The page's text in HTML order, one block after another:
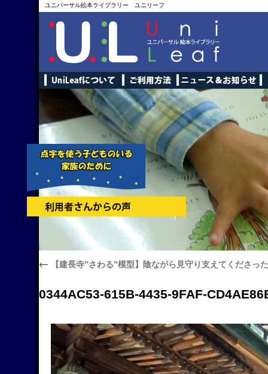
ユニバーサル絵本ライブラリー ユニリーフ
← 【建長寺”さわる”模型】陰ながら見守り支えてくださっ
0344AC53-615B-4435-9FAF-